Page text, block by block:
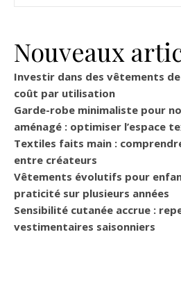
Nouveaux
Investir dans des vêtements
coût par utilisation
Garde-robe minimaliste pour
aménagé : optimiser l’espace
Textiles faits main :
entre créateurs
Vêtements évolutifs pour
praticité sur plusieurs années
Sensibilité cutanée accrue :
vestimentaires saisonniers